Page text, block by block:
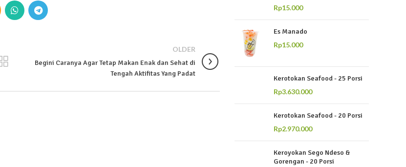
OLDER
Begini Caranya Agar Tetap Makan Enak dan Sehat di
Tengah Aktifitas Yang Padat
Rp15.000
Es Manado
Rp15.000
Kerotokan Seafood - 25 Porsi
Rp3.630.000
Kerotokan Seafood - 20 Porsi
Rp2.970.000
Keroyokan Sego Ndeso &
Gorengan - 20 Porsi